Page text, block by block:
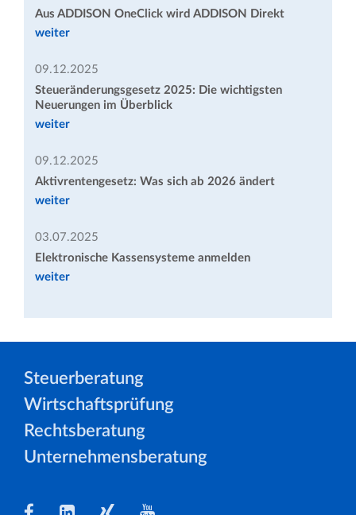
Aus ADDISON OneClick wird ADDISON Direkt
weiter
09.12.2025
Steueränderungsgesetz 2025: Die wichtigsten
Neuerungen im Überblick
weiter
09.12.2025
Aktivrentengesetz: Was sich ab 2026 ändert
weiter
03.07.2025
Elektronische Kassensysteme anmelden
weiter
Steuerberatung
Wirtschaftsprüfung
Rechtsberatung
Unternehmensberatung